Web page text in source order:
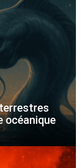
océanique